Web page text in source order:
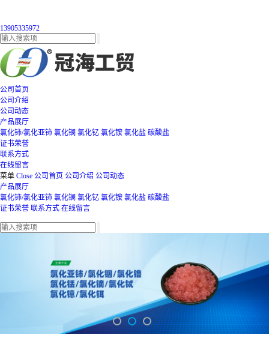
13905335972
公司首页
公司介绍
公司动态
产品展厅
氯化铈/氯化亚铈 氯化镧 氯化钇 氯化铵 氯化盐 碳酸盐
证书荣誉
联系方式
在线留言
菜单 Close 公司首页 公司介绍 公司动态
产品展厅
氯化铈/氯化亚铈 氯化镧 氯化钇 氯化铵 氯化盐 碳酸盐
证书荣誉 联系方式 在线留言